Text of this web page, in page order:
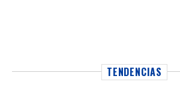
TENDENCIAS